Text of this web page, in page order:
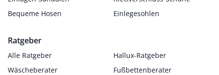
Bequeme Hosen
Einlegesohlen
Ratgeber
Alle Ratgeber
Hallux-Ratgeber
Wäscheberater
Fußbettenberater